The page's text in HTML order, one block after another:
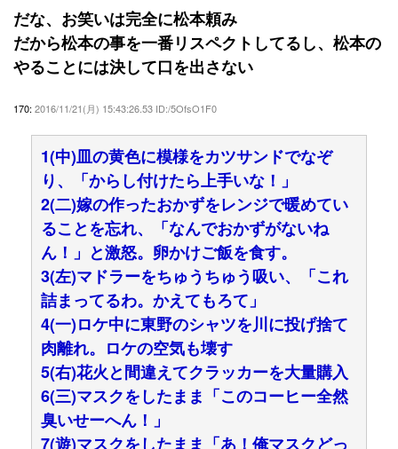
だな、お笑いは完全に松本頼み
だから松本の事を一番リスペクトしてるし、松本の
やることには決して口を出さない
170: 2016/11/21(月) 15:43:26.53 ID:/5OfsO1F0
1(中)皿の黄色に模様をカツサンドでなぞ
り、「からし付けたら上手いな！」
2(二)嫁の作ったおかずをレンジで暖めてい
ることを忘れ、「なんでおかずがないね
ん！」と激怒。卵かけご飯を食す。
3(左)マドラーをちゅうちゅう吸い、「これ
詰まってるわ。かえてもろて」
4(一)ロケ中に東野のシャツを川に投げ捨て
肉離れ。ロケの空気も壊す
5(右)花火と間違えてクラッカーを大量購入
6(三)マスクをしたまま「このコーヒー全然
臭いせーへん！」
7(遊)マスクをしたまま「あ！俺マスクどっ